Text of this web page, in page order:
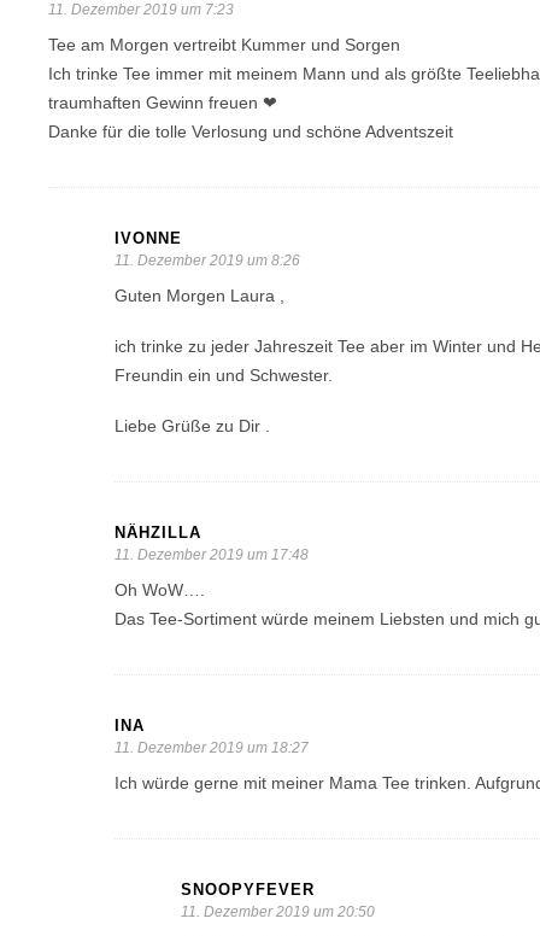
11. Dezember 2019 um 7:23
Tee am Morgen vertreibt Kummer und Sorgen
Ich trinke Tee immer mit meinem Mann und als größte
traumhaften Gewinn freuen ❤
Danke für die tolle Verlosung und schöne Adventszeit
IVONNE
11. Dezember 2019 um 8:26
Guten Morgen Laura ,
ich trinke zu jeder Jahreszeit Tee aber im Winter und
Freundin ein und Schwester.
Liebe Grüße zu Dir .
NÄHZILLA
11. Dezember 2019 um 17:48
Oh WoW….
Das Tee-Sortiment würde meinem Liebsten und mich
INA
11. Dezember 2019 um 18:27
Ich würde gerne mit meiner Mama Tee trinken.
SNOOPYFEVER
11. Dezember 2019 um 20:50